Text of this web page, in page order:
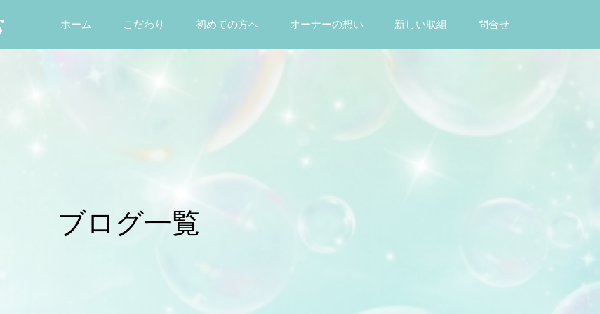
ホーム こだわり 初めての方へ オーナーの想い 新しい取組 問合せ
ブログ一覧